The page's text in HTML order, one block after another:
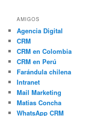
AMIGOS
Agencia Digital
CRM
CRM en Colombia
CRM en Perú
Farándula chilena
Intranet
Mail Marketing
Matias Concha
WhatsApp CRM